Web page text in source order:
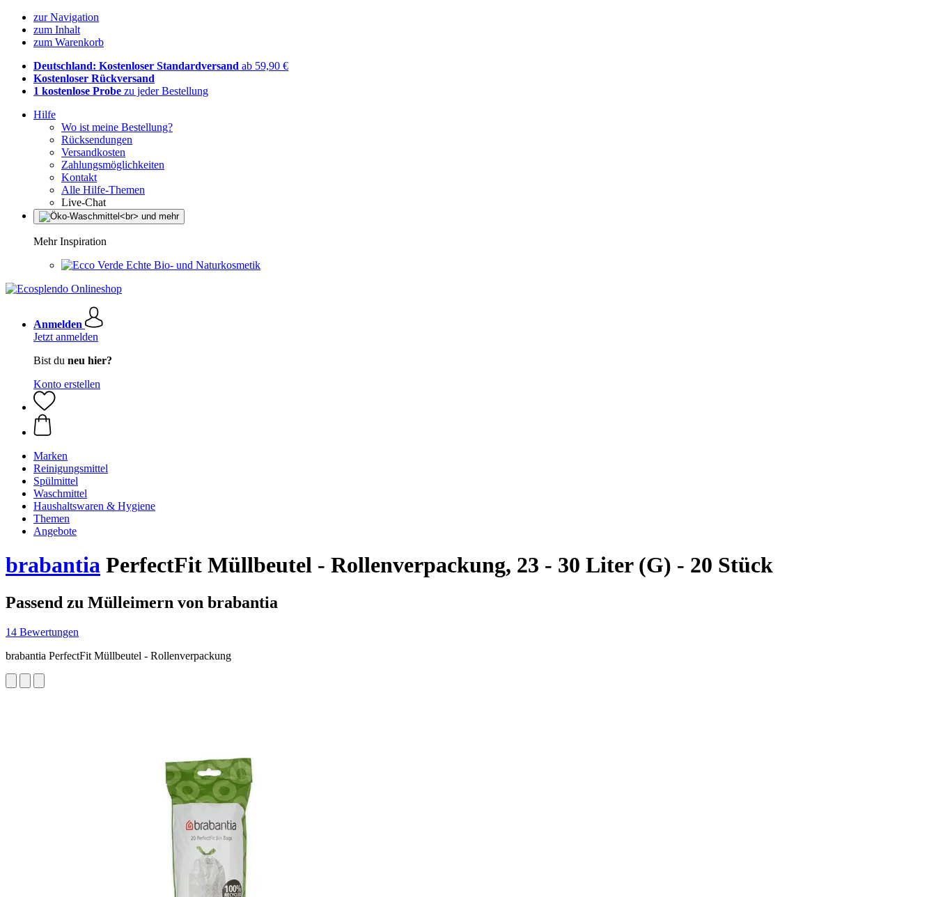
zur Navigation
zum Inhalt
zum Warenkorb
Deutschland: Kostenloser Standardversand ab 59,90 €
Kostenloser Rückversand
1 kostenlose Probe zu jeder Bestellung
Hilfe
Wo ist meine Bestellung?
Rücksendungen
Versandkosten
Zahlungsmöglichkeiten
Kontakt
Alle Hilfe-Themen
Live-Chat
Mehr Inspiration
Echte Bio- und Naturkosmetik
Anmelden
Jetzt anmelden
Bist du neu hier?
Konto erstellen
Marken
Reinigungsmittel
Spülmittel
Waschmittel
Haushaltswaren & Hygiene
Themen
Angebote
brabantia PerfectFit Müllbeutel - Rollenverpackung, 23 - 30 Liter (G) - 20 Stück
Passend zu Mülleimern von brabantia
14 Bewertungen
brabantia PerfectFit Müllbeutel - Rollenverpackung